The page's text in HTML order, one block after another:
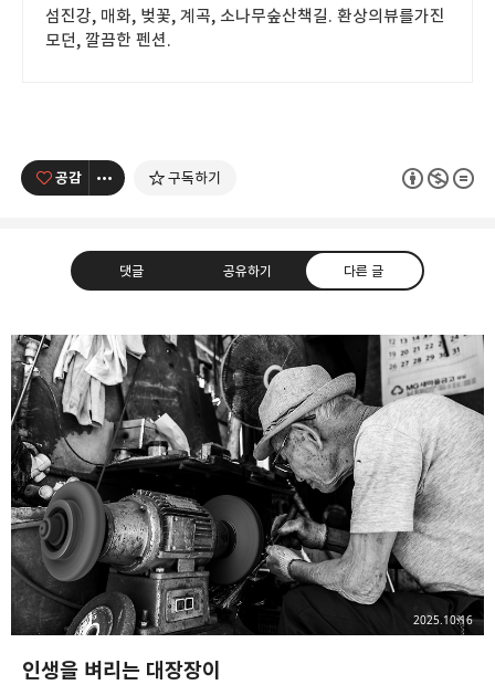
섬진강, 매화, 벚꽃, 계곡, 소나무숲산책길. 환상의뷰를가진
모던, 깔끔한 펜션.
공감 구독하기
댓글 공유하기 다른 글
사진 속의 또 다른 나
사진, 음악, 영화, 컴퓨터, IT
구독하기
카카오톡 라인 트위터
밴드 네이버 블로그 Pocket
인생을 벼리는 대장장이
2025.10.16